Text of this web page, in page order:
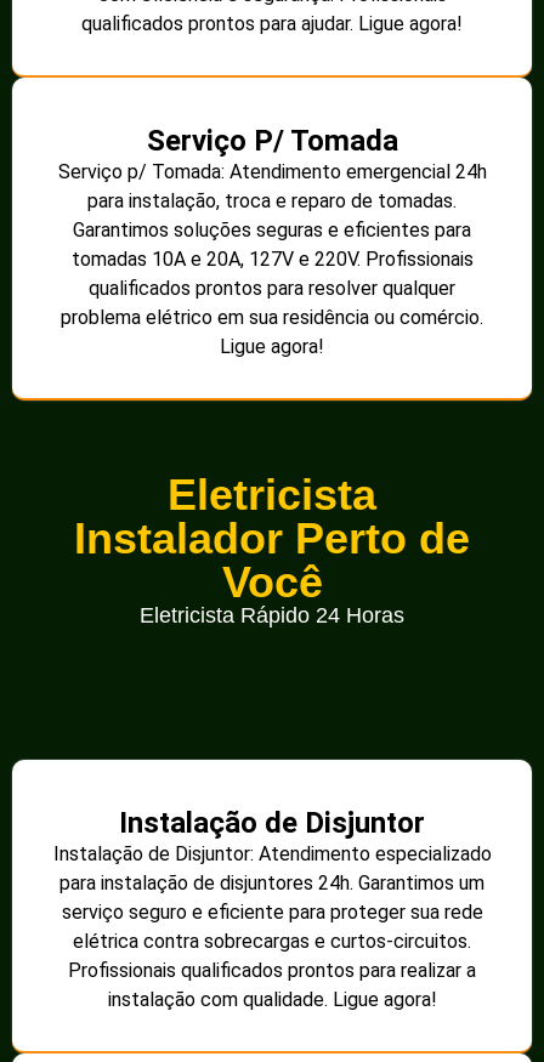
energia elétrica eficiente e confiável tem crescido,
harmonização de circuitos de distribuição elétrica
ruralse tornou uma solução essencial. Este artigo vai
explicar detalhadamente o que isso significa, como
funciona e quais são os benefícios dessa prática,
buscando responder às principais dúvidas dos usuários em
busca de informações no Google.
O que é a harmonização de
circuitos de distribuição
harmonização de circuitos de distribuição elétrica
refere-se ao processo de equilibrar e otimizar as
condições elétricas que alimentam as áreas rurais. Isso
envolve o ajuste e a organização dos circuitos para
garantir que a energia elétrica seja distribuída de maneira
Importância da
harmonização de circuitos
A harmonização de circuitos em áreas rurais é crucial por
diversos motivos, incluindo:
Eficiência energética:
Uma distribuição bem
harmonizada reduz perdas de energia, garantindo